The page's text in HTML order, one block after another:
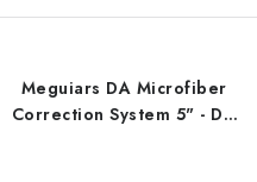
Meguiars DA Microfiber
Correction System 5" - DA